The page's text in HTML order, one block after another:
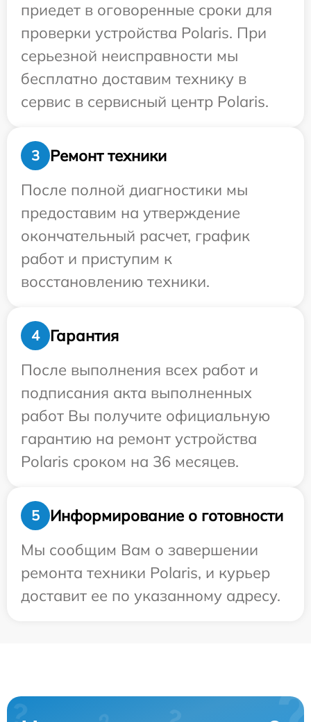
приедет в оговоренные сроки для
проверки устройства Polaris. При
серьезной неисправности мы
бесплатно доставим технику в
сервис в сервисный центр Polaris.
3
Ремонт техники
После полной диагностики мы
предоставим на утверждение
окончательный расчет, график
работ и приступим к
восстановлению техники.
4
Гарантия
После выполнения всех работ и
подписания акта выполненных
работ Вы получите официальную
гарантию на ремонт устройства
Polaris сроком на 36 месяцев.
5
Информирование о готовности
Мы сообщим Вам о завершении
ремонта техники Polaris, и курьер
доставит ее по указанному адресу.